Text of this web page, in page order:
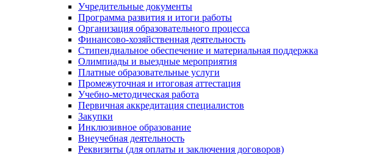
Учредительные документы
Программа развития и итоги работы
Организация образовательного процесса
Финансово-хозяйственная деятельность
Стипендиальное обеспечение и материальная поддержка
Олимпиады и выездные мероприятия
Платные образовательные услуги
Промежуточная и итоговая аттестация
Учебно-методическая работа
Первичная аккредитация специалистов
Закупки
Инклюзивное образование
Внеучебная деятельность
Реквизиты (для оплаты и заключения договоров)